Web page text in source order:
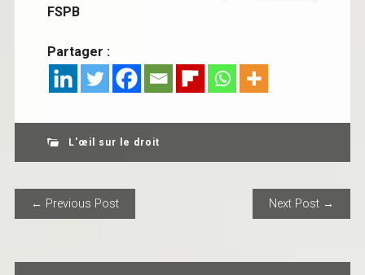
FSPB
Partager :
L'œil sur le droit
POST NAVIGATION
← Previous Post Next Post →